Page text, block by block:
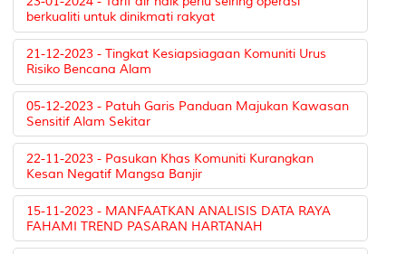
berkualiti untuk dinikmati rakyat
21-12-2023 - Tingkat Kesiapsiagaan Komuniti Urus
Risiko Bencana Alam
05-12-2023 - Patuh Garis Panduan Majukan Kawasan
Sensitif Alam Sekitar
22-11-2023 - Pasukan Khas Komuniti Kurangkan
Kesan Negatif Mangsa Banjir
15-11-2023 - MANFAATKAN ANALISIS DATA RAYA
FAHAMI TREND PASARAN HARTANAH